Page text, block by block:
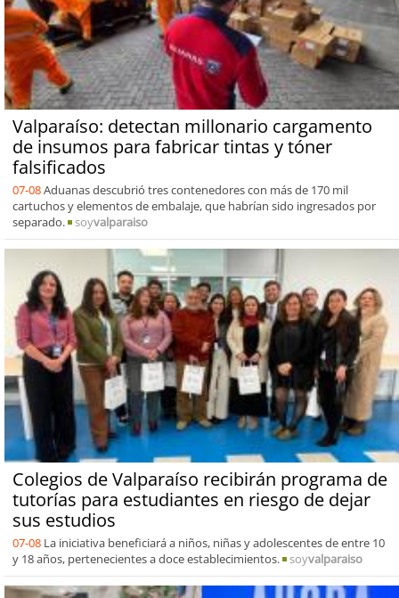
Valparaíso: detectan millonario cargamento
de insumos para fabricar tintas y tóner
falsificados
07-08Aduanas descubrió tres contenedores con más de 170 mil
cartuchos y elementos de embalaje, que habrían sido ingresados por
separado.
soyvalparaiso
Colegios de Valparaíso recibirán programa de
tutorías para estudiantes en riesgo de dejar
sus estudios
07-08 La iniciativa beneficiará a niños, niñas y adolescentes de entre 10
y 18 años, pertenecientes a doce establecimientos.
soyvalparaiso